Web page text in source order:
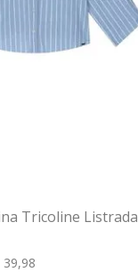
Tricoline Listrada
39,98